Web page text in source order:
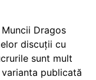
Dragos
discuții cu
sunt mult
publicată